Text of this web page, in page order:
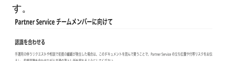
す。